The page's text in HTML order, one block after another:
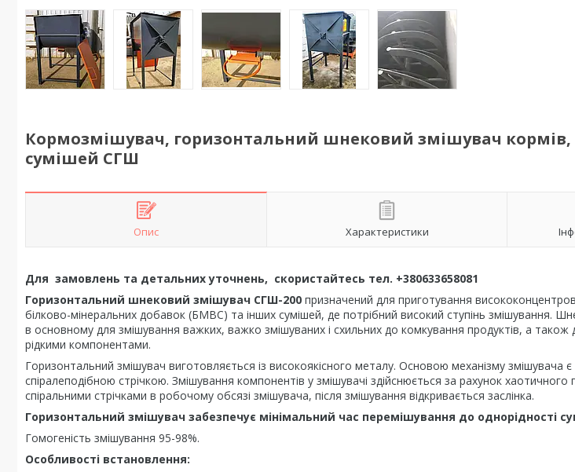
Кормозмішувач, горизонтальний шнековий змішувач кормів,
сумішей СГШ
Опис Характеристики
Для замовлень та детальних уточнень, скористайтесь тел. +380633658081
Горизонтальний шнековий змішувач СГШ-200 призначений для приготування
білково-мінеральних добавок (БМВС) та інших сумішей, де потрібний високий ступінь змішування.
в основному для змішування важких, важко змішуваних і схильних до комкування продуктів, а також
рідкими компонентами.
Горизонтальний змішувач виготовляється із високоякісного металу. Основою механізму змішувача
спіралеподібною стрічкою. Змішування компонентів у змішувачі здійснюється за рахунок
спіральними стрічками в робочому обсязі змішувача, після змішування відкривається заслінка.
Горизонтальний змішувач забезпечує мінімальний час перемішування до однорідності
Гомогеність змішування 95-98%.
Особливості встановлення: